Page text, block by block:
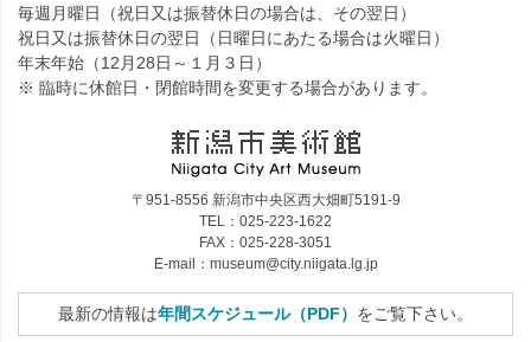
毎週月曜日（祝日又は振替休日の場合は、その翌日）
祝日又は振替休日の翌日（日曜日にあたる場合は火曜日）
年末年始（12月28日～１月３日）
※ 臨時に休館日・閉館時間を変更する場合があります。
〒951-8556 新潟市中央区西大畑町5191-9
TEL：025-223-1622
FAX：025-228-3051
E-mail：museum@city.niigata.lg.jp
最新の情報は年間スケジュール（PDF） をご覧下さい。